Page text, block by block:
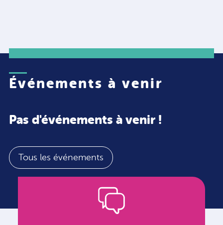
Événements à venir
Pas d'événements à venir !
Tous les événements